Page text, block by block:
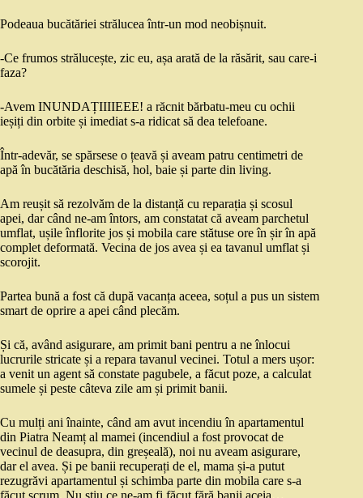
Podeaua bucătăriei strălucea într-un mod neobișnuit.
-Ce frumos strălucește, zic eu, așa arată de la răsărit, sau care-i
faza?
-Avem INUNDAȚIIIIEEE! a răcnit bărbatu-meu cu ochii
ieșiți din orbite și imediat s-a ridicat să dea telefoane.
Într-adevăr, se spărsese o țeavă și aveam patru centimetri de
apă în bucătăria deschisă, hol, baie și parte din living.
Am reușit să rezolvăm de la distanță cu reparația și scosul
apei, dar când ne-am întors, am constatat că aveam parchetul
umflat, ușile înflorite jos și mobila care stătuse ore în șir în apă
complet deformată. Vecina de jos avea și ea tavanul umflat și
scorojit.
Partea bună a fost că după vacanța aceea, soțul a pus un sistem
smart de oprire a apei când plecăm.
Și că, având asigurare, am primit bani pentru a ne înlocui
lucrurile stricate și a repara tavanul vecinei. Totul a mers ușor:
a venit un agent să constate pagubele, a făcut poze, a calculat
sumele și peste câteva zile am și primit banii.
Cu mulți ani înainte, când am avut incendiu în apartamentul
din Piatra Neamț al mamei (incendiul a fost provocat de
vecinul de deasupra, din greșeală), noi nu aveam asigurare,
dar el avea. Și pe banii recuperați de el, mama și-a putut
rezugrăvi apartamentul și schimba parte din mobila care s-a